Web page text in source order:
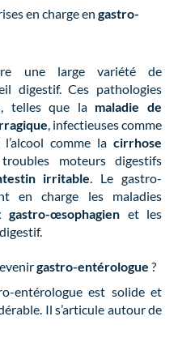
en charge en gastro-
une large variété de
digestif. Ces pathologies
telles que la maladie de
, infectieuses comme
l’alcool comme la cirrhose
moteurs digestifs
irritable . Le gastro-
en charge les maladies
gastro-œsophagien et les
gastro-entérologue ?
entérologue est solide et
Il s’articule autour de